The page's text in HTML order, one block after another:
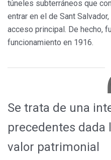
túneles subterráneos que
entrar en el de Sant
acceso principal. De hecho,
funcionamiento en 1916.
Se trata de una
precedentes dada
valor patrimonial